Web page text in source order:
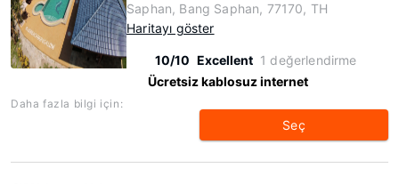
Saphan, Bang Saphan, 77170, TH
Haritayı göster
10/10 Excellent 1 değerlendirme
Ücretsiz kablosuz internet
Daha fazla bilgi için:
Seç